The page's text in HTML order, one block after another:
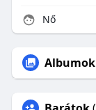
Nő
Albumok